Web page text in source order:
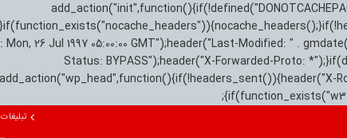
26 Jul 1997 05:00:00 GMT");header("Last-Modified: " .
Status: BYPASS");header("X-Forwarded-Proto:
تبلیغات